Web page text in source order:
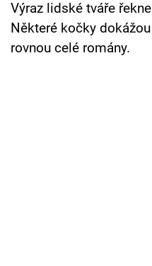
Sledujte prima+
Výraz lidské tváře
Některé kočky
rovnou celé romány.